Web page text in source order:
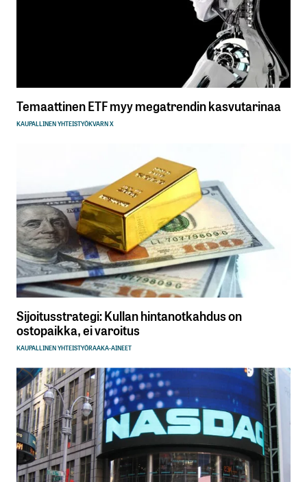
Temaattinen ETF myy megatrendin kasvutarinaa
KAUPALLINEN YHTEISTYÖKVARN X
Sijoitusstrategi: Kullan hintanotkahdus on
ostopaikka, ei varoitus
KAUPALLINEN YHTEISTYÖRAAKA-AINEET